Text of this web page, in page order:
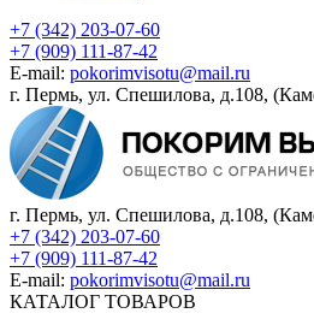
+7 (342) 203-07-60
+7 (909) 111-87-42
E-mail: pokorimvisotu@mail.ru
г. Пермь, ул. Спешилова, д.108,
г. Пермь, ул. Спешилова, д.108,
+7 (342) 203-07-60
+7 (909) 111-87-42
E-mail: pokorimvisotu@mail.ru
КАТАЛОГ ТОВАРОВ